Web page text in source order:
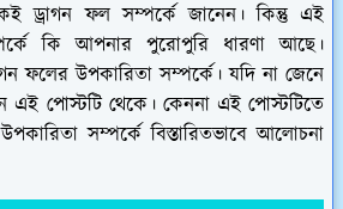
ড্রাগন ফল সম্পর্কে জানেন। কিন্তু এই
কি আপনার পুরোপুরি ধারণা আছে।
ফলের উপকারিতা সম্পর্কে। যদি না জেনে
এই পোস্টটি থেকে। কেননা এই পোস্টটিতে
সম্পর্কে বিস্তারিতভাবে আলোচনা